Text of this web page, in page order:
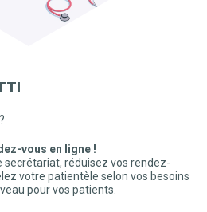
vous en ligne !
secrétariat, réduisez vos rendez-
votre patientèle selon vos besoins
pour vos patients.